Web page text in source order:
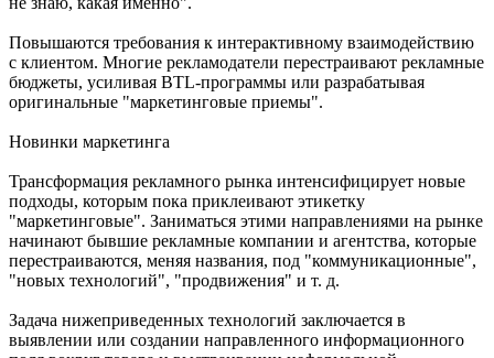
Повышаются требования к интерактивному взаимодействию
с клиентом. Многие рекламодатели перестраивают рекламные
бюджеты, усиливая BTL-программы или разрабатывая
оригинальные "маркетинговые приемы".
Новинки маркетинга
Трансформация рекламного рынка интенсифицирует новые
подходы, которым пока приклеивают этикетку
"маркетинговые". Заниматься этими направлениями на рынке
начинают бывшие рекламные компании и агентства, которые
перестраиваются, меняя названия, под "коммуникационные",
"новых технологий", "продвижения" и т. д.
Задача нижеприведенных технологий заключается в
выявлении или создании направленного информационного